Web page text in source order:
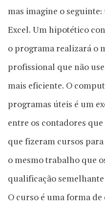
mas imagine o
Excel. Um hipotético
o programa realizará o
profissional que não
mais eficiente. O
programas úteis é um
entre os contadores
que fizeram cursos
o mesmo trabalho que
qualificação
O curso é uma forma